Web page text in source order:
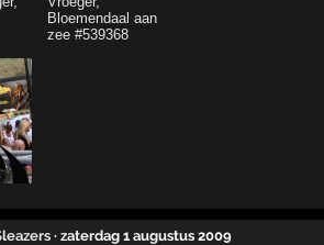
· zaterdag 1 augustus 2009